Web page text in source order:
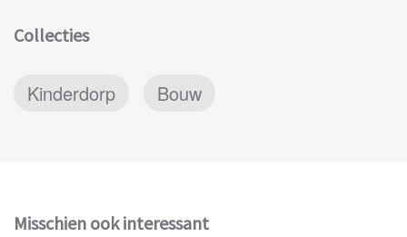
Collecties
Kinderdorp Bouw
Misschien ook interessant